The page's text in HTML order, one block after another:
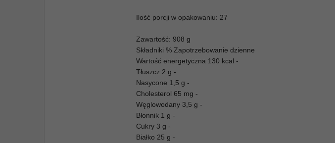
Ilość porcji w opakowaniu: 27
Zawartość: 908 g
Składniki % Zapotrzebowanie dzienne
Wartość energetyczna 130 kcal -
Tłuszcz 2 g -
Nasycone 1,5 g -
Cholesterol 65 mg -
Węglowodany 3,5 g -
Błonnik 1 g -
Cukry 3 g -
Białko 25 g -